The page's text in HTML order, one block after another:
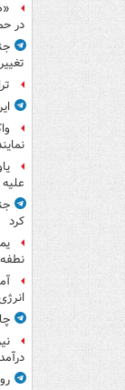
در
علیه
کرد